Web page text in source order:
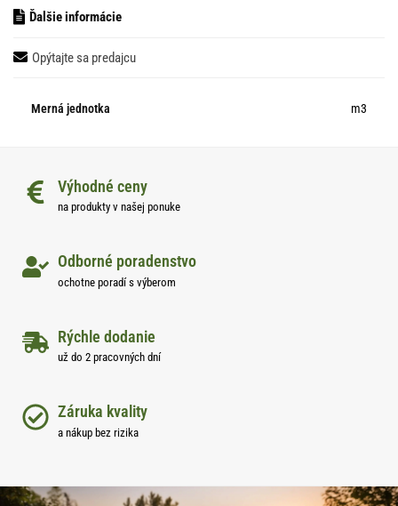
Ďalšie informácie
Opýtajte sa predajcu
Merná jednotka m3
Výhodné ceny
na produkty v našej ponuke
Odborné poradenstvo
ochotne poradí s výberom
Rýchle dodanie
už do 2 pracovných dní
Záruka kvality
a nákup bez rizika